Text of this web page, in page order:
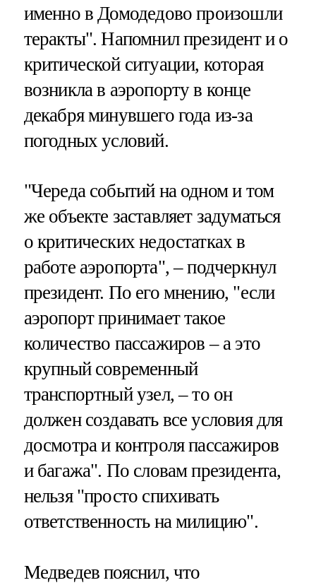
именно в Домодедово произошли
теракты". Напомнил президент и о
критической ситуации, которая
возникла в аэропорту в конце
декабря минувшего года из-за
погодных условий.
"Череда событий на одном и том
же объекте заставляет задуматься
о критических недостатках в
работе аэропорта", – подчеркнул
президент. По его мнению, "если
аэропорт принимает такое
количество пассажиров – а это
крупный современный
транспортный узел, – то он
должен создавать все условия для
досмотра и контроля пассажиров
и багажа". По словам президента,
нельзя "просто спихивать
ответственность на милицию".
Медведев пояснил, что